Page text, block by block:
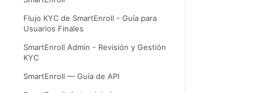
Flujo KYC de SmartEnroll - Guía para
Usuarios Finales
SmartEnroll Admin - Revisión y Gestión
KYC
SmartEnroll — Guía de API